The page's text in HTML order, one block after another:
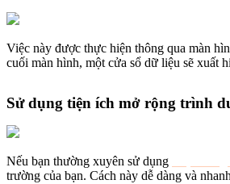
Việc này được thực hiện thông qua màn
cuối màn hình, một cửa sổ dữ liệu sẽ xuất
Sử dụng tiện ích mở rộng trình
Nếu bạn thường xuyên sử dụng
trường của bạn. Cách này dễ dàng và